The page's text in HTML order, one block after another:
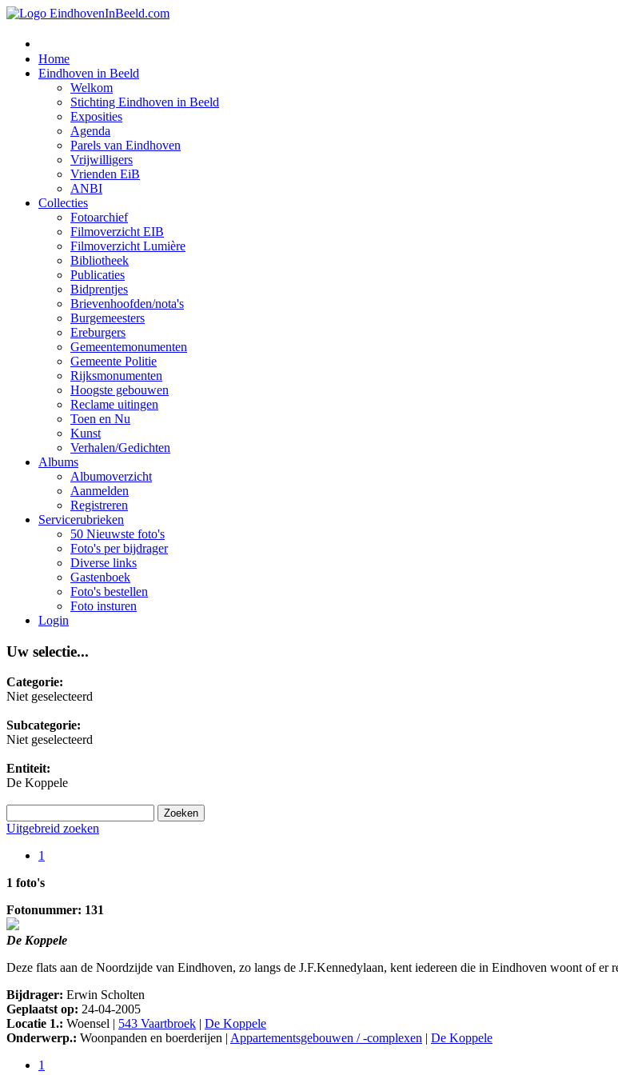
Home
Eindhoven in Beeld
Welkom
Stichting Eindhoven in Beeld
Exposities
Agenda
Parels van Eindhoven
Vrijwilligers
Vrienden EiB
ANBI
Collecties
Fotoarchief
Filmoverzicht EIB
Filmoverzicht Lumière
Bibliotheek
Publicaties
Bidprentjes
Brievenhoofden/nota's
Burgemeesters
Ereburgers
Gemeentemonumenten
Gemeente Politie
Rijksmonumenten
Hoogste gebouwen
Reclame uitingen
Toen en Nu
Kunst
Verhalen/Gedichten
Albums
Albumoverzicht
Aanmelden
Registreren
Servicerubrieken
50 Nieuwste foto's
Foto's per bijdrager
Diverse links
Gastenboek
Foto's bestellen
Foto insturen
Login
Uw selectie...
Categorie:
Niet geselecteerd
Subcategorie:
Niet geselecteerd
Entiteit:
De Koppele
Uitgebreid zoeken
1
1 foto's
Fotonummer: 131
De Koppele
Deze flats aan de Noordzijde van Eindhoven, zo langs de J.F.Kennedylaan, kent iedereen die in Eindhoven woont of
Bijdrager: Erwin Scholten
Geplaatst op: 24-04-2005
Locatie 1.: Woensel | 543 Vaartbroek | De Koppele
Onderwerp.: Woonpanden en boerderijen | Appartementsgebouwen / -complexen | De Koppele
1